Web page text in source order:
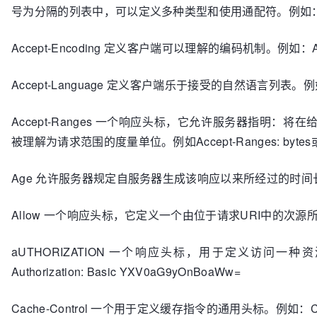
号为分隔的列表中，可以定义多种类型和使用通配符。例
Accept-Encoding 定义客户端可以理解的编码机制。例如
Accept-Language 定义客户端乐于接受的自然语言列表。
Accept-Ranges 一个响应头标，它允许服务器指明：将在
被理解为请求范围的度量单位。例如Accept-Ranges:
Age 允许服务器规定自服务器生成该响应以来所经过的时
Allow 一个响应头标，它定义一个由位于请求URI中的次源
aUTHORIZATION 一个响应头标，用于定义访问一种
Authorization: Basic YXV0aG9yOnBoaWw=
Cache-Control 一个用于定义缓存指令的通用头标。例如